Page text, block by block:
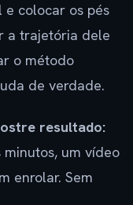
e colocar os pés
a trajetória dele
o método
de verdade.
resultado:
um vídeo
enrolar. Sem